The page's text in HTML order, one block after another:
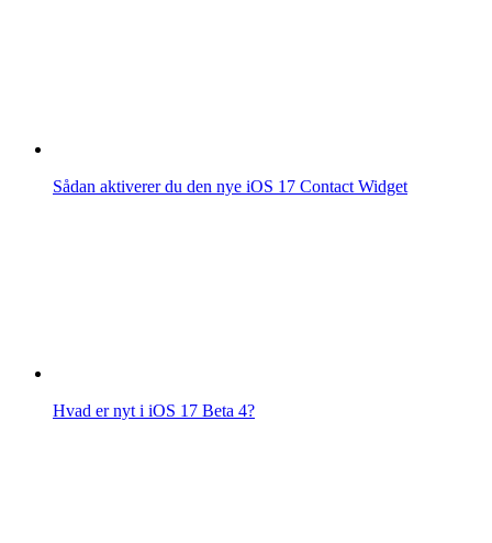
Sådan aktiverer du den nye iOS 17 Contact Widget
Hvad er nyt i iOS 17 Beta 4?